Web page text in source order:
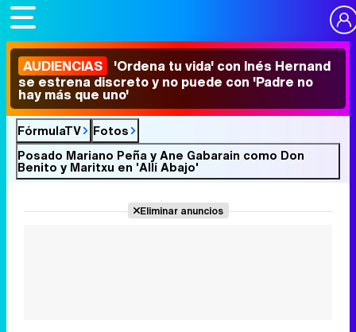
AUDIENCIAS 'Ordena tu vida' con Inés Hernand
se estrena discreto y no puede con 'Padre no
hay más que uno'
FórmulaTV
Fotos
Posado Mariano Peña y Ane Gabarain como Don
Benito y Maritxu en 'Allí Abajo'
Eliminar anuncios